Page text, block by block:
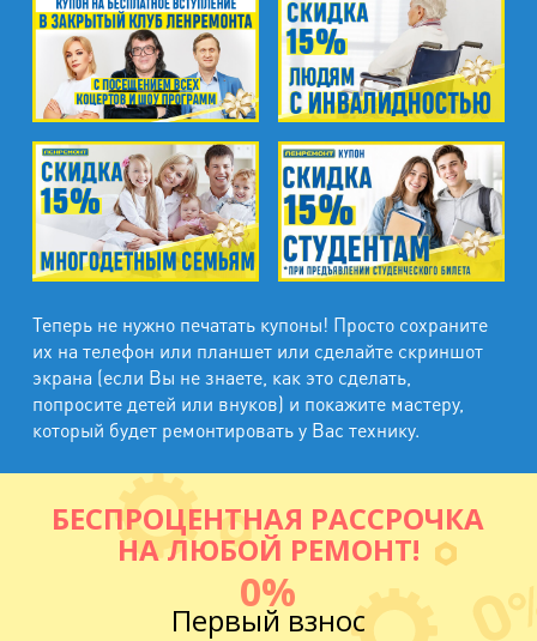
Теперь не нужно печатать купоны! Просто сохраните
их на телефон или планшет или сделайте скриншот
экрана (если Вы не знаете, как это сделать,
попросите детей или внуков) и покажите мастеру,
который будет ремонтировать у Вас технику.
БЕСПРОЦЕНТНАЯ РАССРОЧКА
НА ЛЮБОЙ РЕМОНТ!
0%
Первый взнос